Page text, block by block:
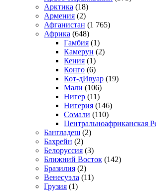
Арктика (18)
Армения (2)
Афганистан (1 765)
Африка (648)
Гамбия (1)
Камерун (2)
Кения (1)
Конго (6)
Кот-дИвуар (19)
Мали (106)
Нигер (11)
Нигерия (146)
Сомали (110)
Центральноафриканская
Бангладеш (2)
Бахрейн (2)
Белоруссия (3)
Ближний Восток (142)
Бразилия (2)
Венесуэла (11)
Грузия (1)